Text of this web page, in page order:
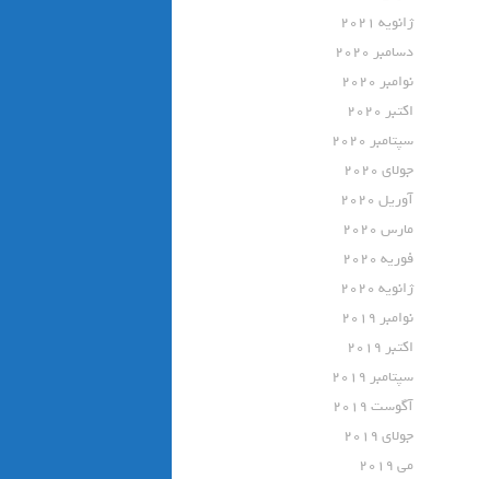
ژانویه 2021
دسامبر 2020
نوامبر 2020
اکتبر 2020
سپتامبر 2020
جولای 2020
آوریل 2020
مارس 2020
فوریه 2020
ژانویه 2020
نوامبر 2019
اکتبر 2019
سپتامبر 2019
آگوست 2019
جولای 2019
می 2019